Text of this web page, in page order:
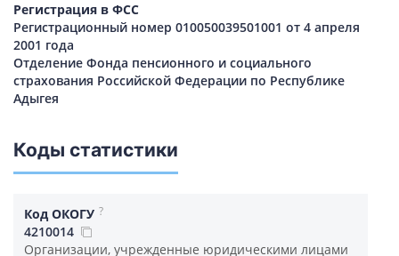
Регистрация в ФСС
Регистрационный номер 010050039501001 от 4 апреля
2001 года
Отделение Фонда пенсионного и социального
страхования Российской Федерации по Республике
Адыгея
Коды статистики
Код ОКОГУ ?
4210014
Организации, учрежденные юридическими лицами